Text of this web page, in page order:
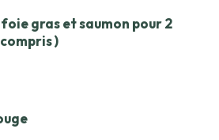
gras et saumon pour 2
)